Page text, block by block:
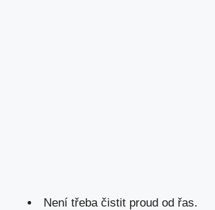
Není třeba čistit proud od řas.